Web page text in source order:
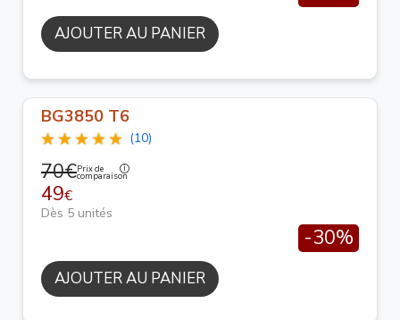
AJOUTER AU PANIER
BG3850 T6
(10)
70€Prix de
comparaison
49€
Dès 5 unités
-30%
AJOUTER AU PANIER